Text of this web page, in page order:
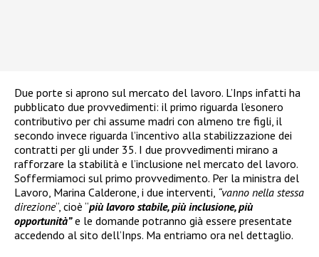
Due porte si aprono sul mercato del lavoro. L’Inps infatti ha
pubblicato due provvedimenti: il primo riguarda l’esonero
contributivo per chi assume madri con almeno tre figli, il
secondo invece riguarda l’incentivo alla stabilizzazione dei
contratti per gli under 35. I due provvedimenti mirano a
rafforzare la stabilità e l’inclusione nel mercato del lavoro.
Soffermiamoci sul primo provvedimento. Per la ministra del
Lavoro, Marina Calderone, i due interventi, “vanno nella stessa
direzione“, cioè “più lavoro stabile, più inclusione, più
opportunità”e le domande potranno già essere presentate
accedendo al sito dell’Inps. Ma entriamo ora nel dettaglio.